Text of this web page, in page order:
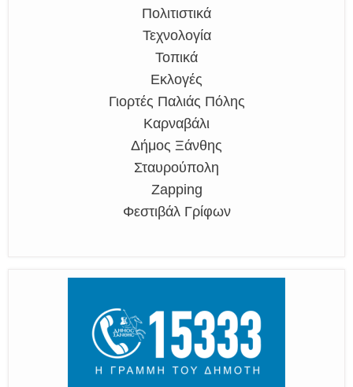
Πολιτιστικά
Τεχνολογία
Τοπικά
Εκλογές
Γιορτές Παλιάς Πόλης
Καρναβάλι
Δήμος Ξάνθης
Σταυρούπολη
Zapping
Φεστιβάλ Γρίφων